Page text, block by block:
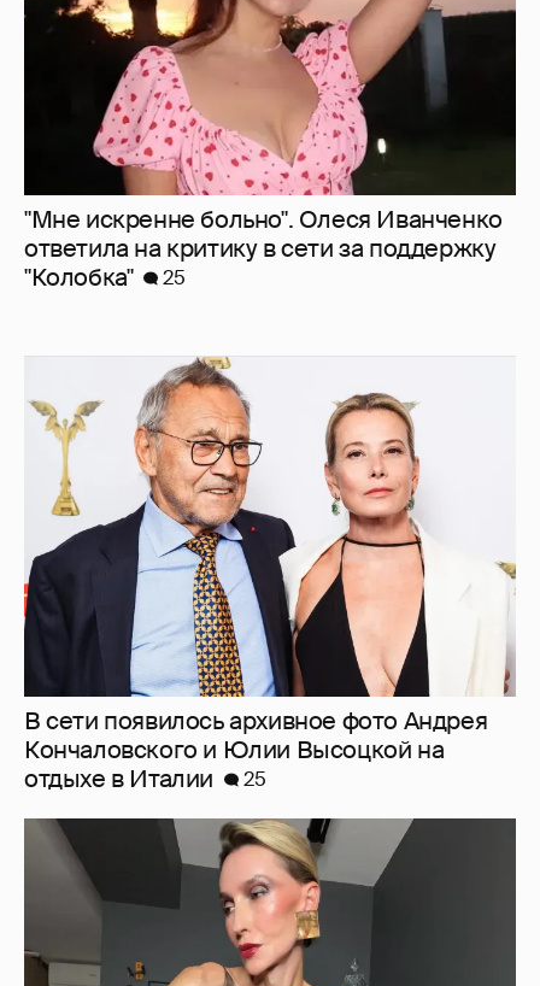
В сети появилось архивное фото Андрея
Кончаловского и Юлии Высоцкой на
отдыхе в Италии
25
"Люблю своё тело". 52-летняя Наталья
Максимова показала фигуру в "голых"